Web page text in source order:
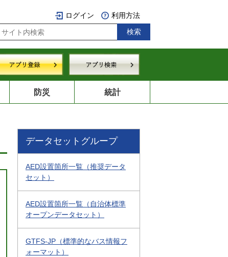
ログイン 利用方法
防災 統計
データセットグループ
AED設置箇所一覧（推奨データ
セット）
AED設置箇所一覧（自治体標準
オープンデータセット）
GTFS-JP（標準的なバス情報フ
ォーマット）